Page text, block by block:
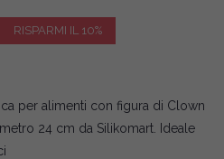
RISPARMI IL 10%
per alimenti con figura di Clown
24 cm da Silikomart. Ideale